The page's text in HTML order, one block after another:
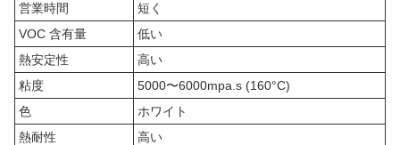
営業時間
短く
VOC 含有量
低い
熱安定性
高い
粘度
5000〜6000mpa.s (160°C)
色
ホワイト
熱耐性
高い